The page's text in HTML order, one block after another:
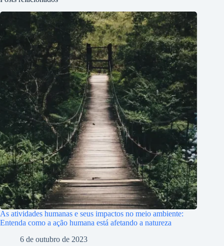
As atividades humanas e seus impactos no meio ambiente:
Entenda como a ação humana está afetando a natureza
6 de outubro de 2023